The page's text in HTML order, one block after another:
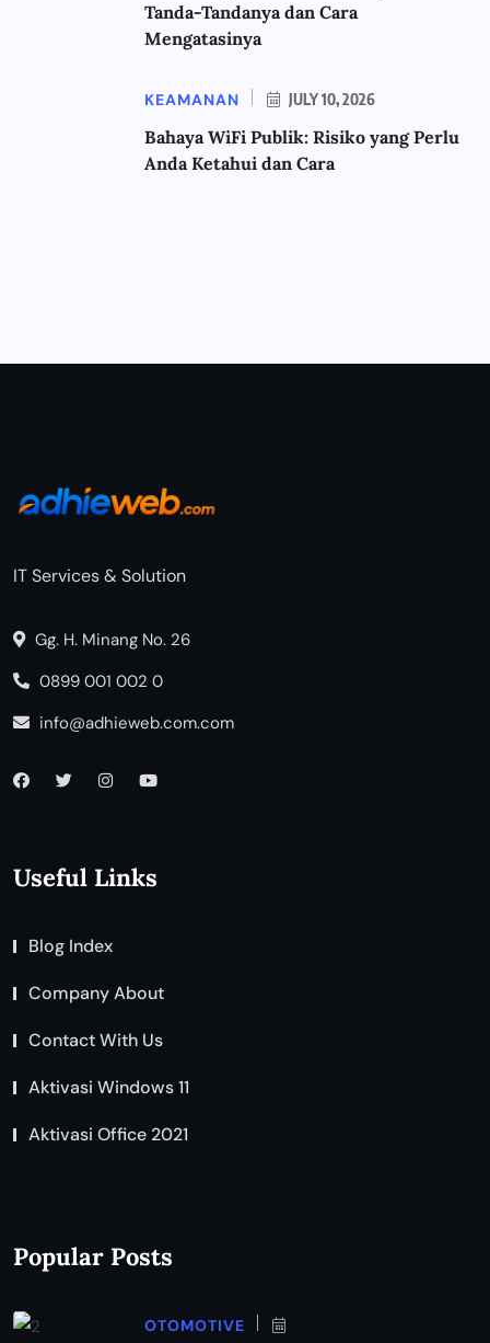
Tanda-Tandanya dan Cara
Mengatasinya
KEAMANAN JULY 10, 2026
Bahaya WiFi Publik: Risiko yang Perlu
Anda Ketahui dan Cara
IT Services & Solution
Gg. H. Minang No. 26
0899 001 002 0
info@adhieweb.com.com
Useful Links
Blog Index
Company About
Contact With Us
Aktivasi Windows 11
Aktivasi Office 2021
Popular Posts
OTOMOTIVE